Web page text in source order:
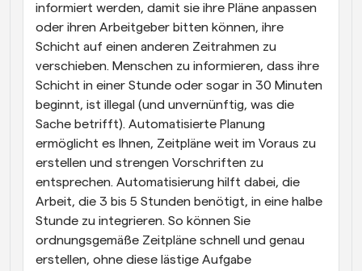
informiert werden, damit sie ihre Pläne anpassen
oder ihren Arbeitgeber bitten können, ihre
Schicht auf einen anderen Zeitrahmen zu
verschieben. Menschen zu informieren, dass ihre
Schicht in einer Stunde oder sogar in 30 Minuten
beginnt, ist illegal (und unvernünftig, was die
Sache betrifft). Automatisierte Planung
ermöglicht es Ihnen, Zeitpläne weit im Voraus zu
erstellen und strengen Vorschriften zu
entsprechen. Automatisierung hilft dabei, die
Arbeit, die 3 bis 5 Stunden benötigt, in eine halbe
Stunde zu integrieren. So können Sie
ordnungsgemäße Zeitpläne schnell und genau
erstellen, ohne diese lästige Aufgabe